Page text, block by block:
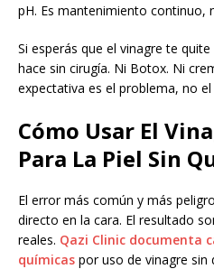
pH. Es mantenimiento continuo,
Si esperás que el vinagre te
hace sin cirugía. Ni Botox. Ni
expectativa es el problema, no el
Cómo Usar El
Para La Piel Sin
El error más común y más
directo en la cara. El resultado
reales. Qazi Clinic documenta
químicas por uso de vinagre sin